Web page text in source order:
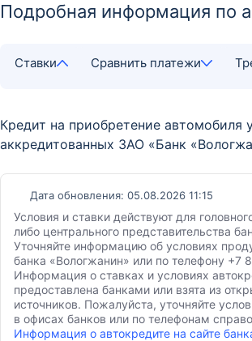
Подробная информация по
Ставки Сравнить платежи
Кредит на приобретение автомобиля
аккредитованных ЗАО «Банк
Дата обновления: 05.08.2026 11:15
Условия и ставки действуют для
либо центрального представительства
Уточняйте информацию об условиях
банка «Вологжанин» или по телефону +7
Информация о ставках и условиях
предоставлена банками или взята из
источников. Пожалуйста, уточняйте
в офисах банков или по телефонам
Информация о автокредите на сайте